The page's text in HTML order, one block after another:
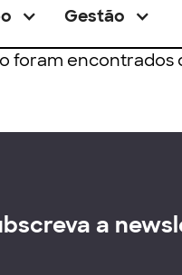
Gestão
foram encontrados
a